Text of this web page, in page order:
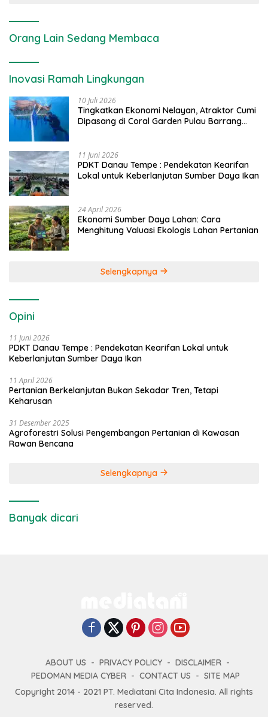
Orang Lain Sedang Membaca
Inovasi Ramah Lingkungan
10 Juli 2026
Tingkatkan Ekonomi Nelayan, Atraktor Cumi
Dipasang di Coral Garden Pulau Barrang
11 Juni 2026
PDKT Danau Tempe : Pendekatan Kearifan
Lokal untuk Keberlanjutan Sumber Daya Ikan
24 April 2026
Ekonomi Sumber Daya Lahan: Cara
Menghitung Valuasi Ekologis Lahan Pertanian
Selengkapnya
Opini
11 Juni 2026
PDKT Danau Tempe : Pendekatan Kearifan Lokal untuk
Keberlanjutan Sumber Daya Ikan
11 April 2026
Pertanian Berkelanjutan Bukan Sekadar Tren, Tetapi
Keharusan
31 Desember 2025
Agroforestri Solusi Pengembangan Pertanian di Kawasan
Rawan Bencana
Selengkapnya
Banyak dicari
ABOUT US PRIVACY POLICY
DISCLAIMER
PEDOMAN MEDIA CYBER
CONTACT US
SITE MAP
Copyright 2014 - 2021 PT. Mediatani Cita Indonesia. All rights
reserved.